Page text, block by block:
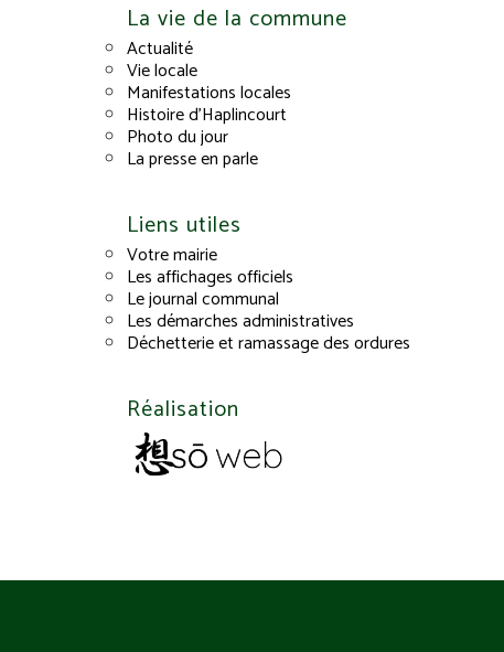
La vie de la commune
Actualité
Vie locale
Manifestations locales
Histoire d’Haplincourt
Photo du jour
La presse en parle
Liens utiles
Votre mairie
Les affichages officiels
Le journal communal
Les démarches administratives
Déchetterie et ramassage des ordures
Réalisation